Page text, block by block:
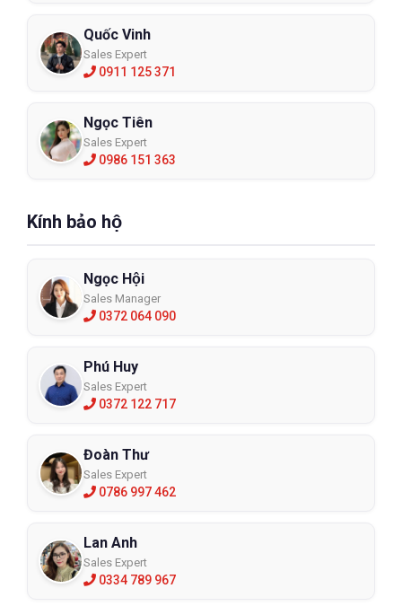
Quốc Vinh
Sales Expert
0911 125 371
Ngọc Tiên
Sales Expert
0986 151 363
Kính bảo hộ
Ngọc Hội
Sales Manager
0372 064 090
Phú Huy
Sales Expert
0372 122 717
Đoàn Thư
Sales Expert
0786 997 462
Lan Anh
Sales Expert
0334 789 967